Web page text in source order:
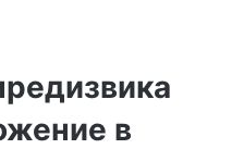
в